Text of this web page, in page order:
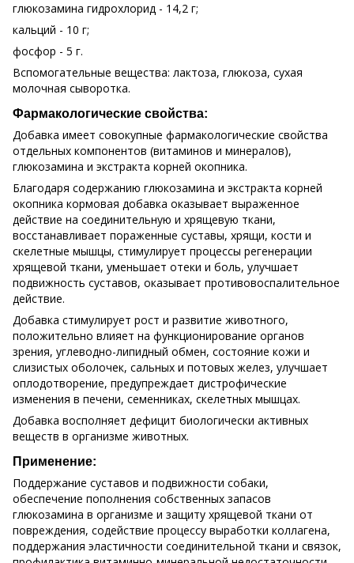
глюкозамина гидрохлорид - 14,2 г;
кальций - 10 г;
фосфор - 5 г.
Вспомогательные вещества: лактоза, глюкоза, сухая
молочная сыворотка.
Фармакологические свойства:
Добавка имеет совокупные фармакологические свойства
отдельных компонентов (витаминов и минералов),
глюкозамина и экстракта корней окопника.
Благодаря содержанию глюкозамина и экстракта корней
окопника кормовая добавка оказывает выраженное
действие на соединительную и хрящевую ткани,
восстанавливает пораженные суставы, хрящи, кости и
скелетные мышцы, стимулирует процессы регенерации
хрящевой ткани, уменьшает отеки и боль, улучшает
подвижность суставов, оказывает противовоспалительное
действие.
Добавка стимулирует рост и развитие животного,
положительно влияет на функционирование органов
зрения, углеводно-липидный обмен, состояние кожи и
слизистых оболочек, сальных и потовых желез, улучшает
оплодотворение, предупреждает дистрофические
изменения в печени, семенниках, скелетных мышцах.
Добавка восполняет дефицит биологически активных
веществ в организме животных.
Применение:
Поддержание суставов и подвижности собаки,
обеспечение пополнения собственных запасов
глюкозамина в организме и защиту хрящевой ткани от
повреждения, содействие процессу выработки коллагена,
поддержания эластичности соединительной ткани и связок,